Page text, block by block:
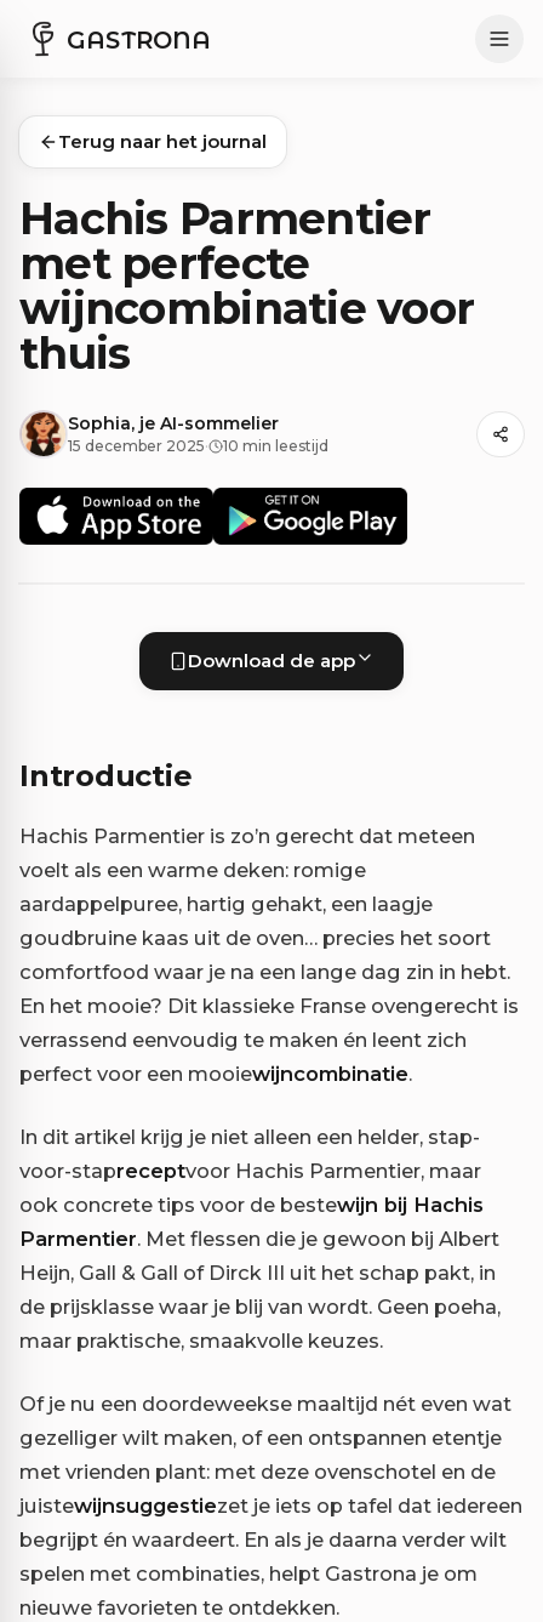
GASTRONA
Terug naar het journal
Hachis Parmentier
met perfecte
wijncombinatie voor
thuis
Sophia, je AI-sommelier
15 december 2025· 10 min leestijd
Download de app
Introductie
Hachis Parmentier is zo’n gerecht dat meteen
voelt als een warme deken: romige
aardappelpuree, hartig gehakt, een laagje
goudbruine kaas uit de oven… precies het soort
comfortfood waar je na een lange dag zin in hebt.
En het mooie? Dit klassieke Franse ovengerecht is
verrassend eenvoudig te maken én leent zich
perfect voor een mooiewijncombinatie.
In dit artikel krijg je niet alleen een helder, stap-
voor-stapreceptvoor Hachis Parmentier, maar
ook concrete tips voor de bestewijn bij Hachis
Parmentier. Met flessen die je gewoon bij Albert
Heijn, Gall & Gall of Dirck III uit het schap pakt, in
de prijsklasse waar je blij van wordt. Geen poeha,
maar praktische, smaakvolle keuzes.
Of je nu een doordeweekse maaltijd nét even wat
gezelliger wilt maken, of een ontspannen etentje
met vrienden plant: met deze ovenschotel en de
juistewijnsuggestiezet je iets op tafel dat iedereen
begrijpt én waardeert. En als je daarna verder wilt
spelen met combinaties, helpt Gastrona je om
nieuwe favorieten te ontdekken.